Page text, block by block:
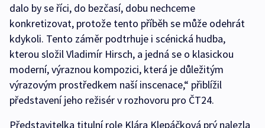
dalo by se říci, do bezčasí, dobu nechceme
konkretizovat, protože tento příběh se může odehrát
kdykoli. Tento záměr podtrhuje i scénická hudba,
kterou složil Vladimír Hirsch, a jedná se o klasickou
moderní, výraznou kompozici, která je důležitým
výrazovým prostředkem naší inscenace,“ přiblížil
představení jeho režisér v rozhovoru pro ČT24.
Představitelka titulní role Klára Klepáčková prý nalezla